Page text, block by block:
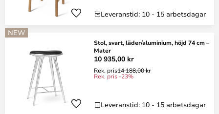
Leveranstid: 10 - 15 arbetsdagar
NEW
Stol, svart, läder/aluminium, höjd 74 cm –
Mater
10 935,00 kr
Rek. pris14 188,00 kr
Rek. pris -23%
Leveranstid: 10 - 15 arbetsdagar